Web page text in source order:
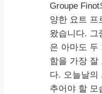
Groupe
양한 요트 프
왔습니다. 그
은 아마도 두
함을 가장 잘
다. 오늘날의
추어야 할